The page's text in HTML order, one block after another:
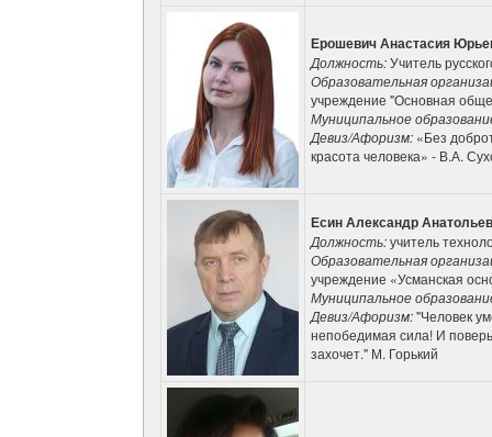
Ерошевич Анастасия
Должность:Учитель
Образовательная
учреждение "Основная
Муниципальное
Девиз/Афоризм: «Без
красота человека» - В.А.
Есин Александр
Должность:учитель
Образовательная
учреждение «Усманская
Муниципальное
Девиз/Афоризм:"Человек
непобедимая сила! И
захочет." М. Горький